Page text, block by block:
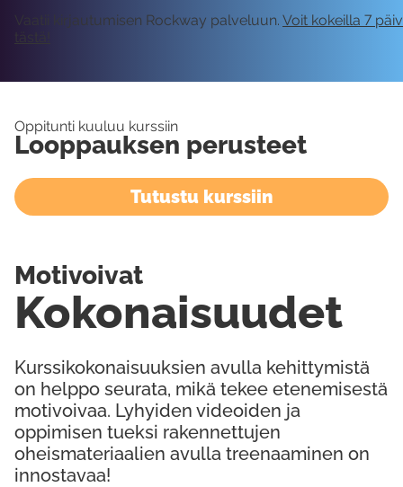
Vaatii kirjautumisen Rockway palveluun. Voit kokeilla 7
tästä!
Oppitunti kuuluu kurssiin
Looppauksen perusteet
Tutustu kurssiin
Kurssikokonaisuuksien avulla kehittymistä
on helppo seurata, mikä tekee etenemisestä
motivoivaa. Lyhyiden videoiden ja
oppimisen tueksi rakennettujen
oheismateriaalien avulla treenaaminen on
innostavaa!
Kokonaisuudet
Motivoivat